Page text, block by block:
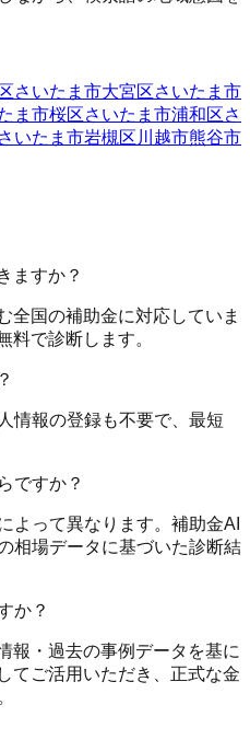
さいたま市大宮区さいたま市
ま市桜区さいたま市浦和区さ
さいたま市岩槻区 川越市熊谷市
ますか？
全国の補助金に対応していま
料で診断します。
情報の登録も不要で、最短
ですか？
よって異なります。補助金AI
相場データに基づいた診断結
か？
報・過去の事例データを基に
てご活用いただき、正式な金